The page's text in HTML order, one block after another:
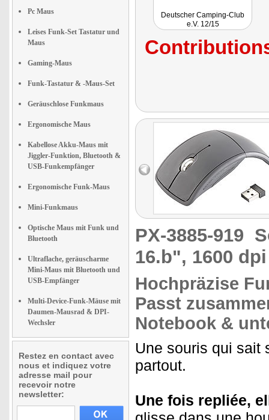
Pc Maus
Leises Funk-Set Tastatur und
Maus
Gaming-Maus
Funk-Tastatur & -Maus-Set
Geräuschlose Funkmaus
Ergonomische Maus
Kabellose Akku-Maus mit
Jiggler-Funktion, Bluetooth &
USB-Funkempfänger
Ergonomische Funk-Maus
Mini-Funkmaus
Optische Maus mit Funk und
Bluetooth
Ultraflache, geräuscharme
Mini-Maus mit Bluetooth und
USB-Empfänger
Multi-Device-Funk-Mäuse mit
Daumen-Mausrad & DPI-
Wechsler
Restez en contact avec
nous et indiquez votre
adresse mail pour
recevoir notre
newsletter:
Deutscher Camping-Club
e.V. 12/15
PX-3885-919
16.b", 1600
Hochpräzise
Passt
Notebook &
Une souris qui sait
partout.
Une fois repliée,